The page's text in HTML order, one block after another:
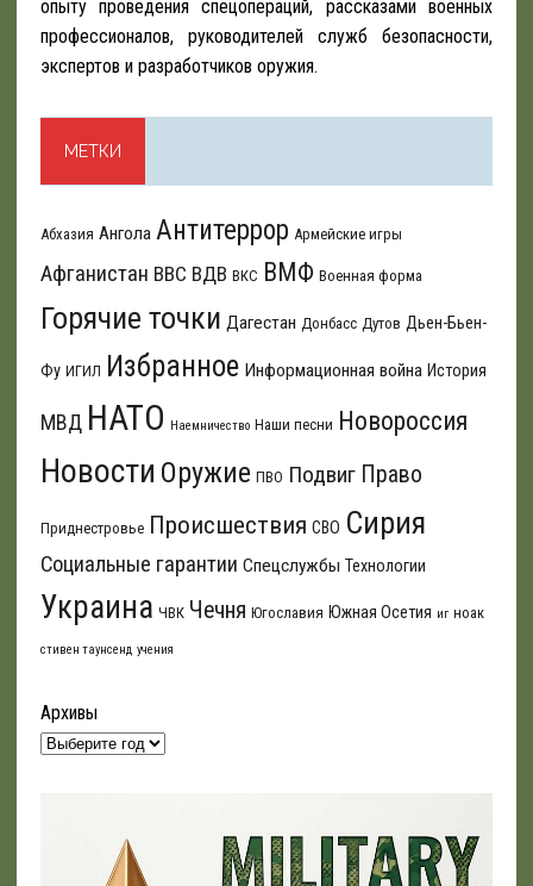
опыту проведения спецопераций, рассказами военных
профессионалов, руководителей служб безопасности,
экспертов и разработчиков оружия.
МЕТКИ
Абхазия Ангола Антитеррор Армейские игры
Афганистан ВВС ВДВ ВКС ВМФ Военная форма
Горячие точки Дагестан Донбасс Дутов Дьен-Бьен-
Фу ИГИЛ Избранное Информационная война История
МВД НАТО Наемничество Наши песни Новороссия
Новости Оружие ПВО Подвиг Право
Приднестровье Происшествия СВО Сирия
Социальные гарантии Спецслужбы Технологии
Украина ЧВК Чечня Югославия Южная Осетия иг ноак
стивен таунсенд учения
Архивы